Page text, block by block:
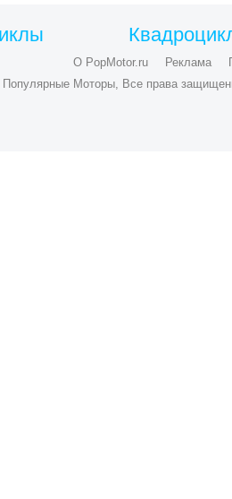
О PopMotor.ru Реклама
Популярные Моторы, Все права